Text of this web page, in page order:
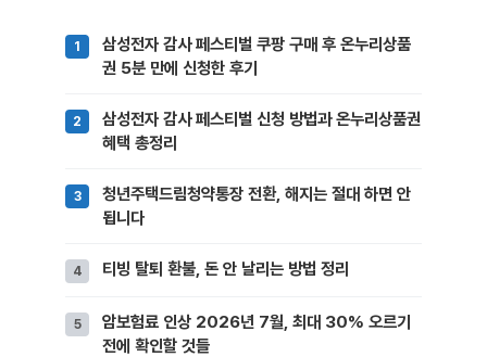
삼성전자 감사 페스티벌 쿠팡 구매 후 온누리상품
권 5분 만에 신청한 후기
삼성전자 감사 페스티벌 신청 방법과 온누리상품권
혜택 총정리
청년주택드림청약통장 전환, 해지는 절대 하면 안
됩니다
티빙 탈퇴 환불, 돈 안 날리는 방법 정리
암보험료 인상 2026년 7월, 최대 30% 오르기
전에 확인할 것들